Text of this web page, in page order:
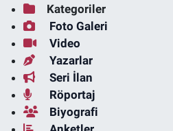
Kategoriler
Foto Galeri
Video
Yazarlar
Seri İlan
Röportaj
Biyografi